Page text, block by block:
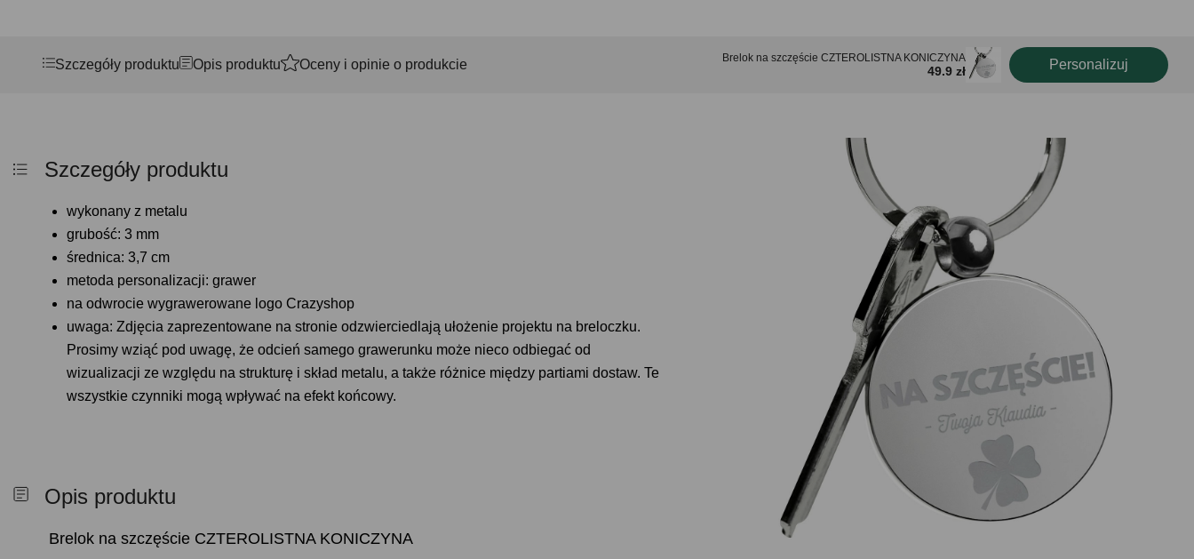
Szczegóły produktu Opis produktu Oceny i opinie o produkcie Brelok na szczęście CZTEROLISTNA KONICZYNA
49.9 zł Personalizuj
Szczegóły produktu
wykonany z metalu
grubość: 3 mm
średnica: 3,7 cm
metoda personalizacji: grawer
na odwrocie wygrawerowane logo Crazyshop
uwaga: Zdjęcia zaprezentowane na stronie odzwierciedlają ułożenie projektu na breloczku.
Prosimy wziąć pod uwagę, że odcień samego grawerunku może nieco odbiegać od
wizualizacji ze względu na strukturę i skład metalu, a także różnice między partiami dostaw. Te
wszystkie czynniki mogą wpływać na efekt końcowy.
Opis produktu
Brelok na szczęście CZTEROLISTNA KONICZYNA